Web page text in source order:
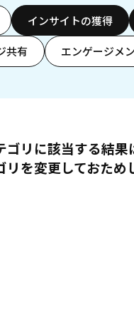
インサイトの獲得
共有 エンゲージメ
ゴリに該当する結果
を変更しておため